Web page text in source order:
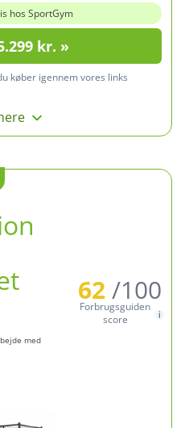
hos SportGym
kr. »
køber igennem vores links
med
62/100
Forbrugsguiden
score